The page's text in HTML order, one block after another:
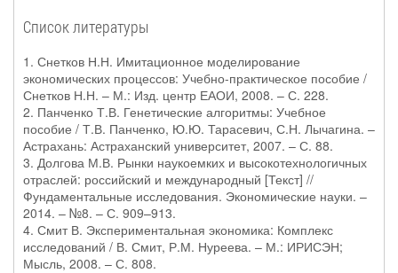
Список литературы
1. Снетков Н.Н. Имитационное моделирование
экономических процессов: Учебно-практическое пособие /
Снетков Н.Н. – М.: Изд. центр ЕАОИ, 2008. – С. 228.
2. Панченко Т.В. Генетические алгоритмы: Учебное
пособие / Т.В. Панченко, Ю.Ю. Тарасевич, С.Н. Лычагина. –
Астрахань: Астраханский университет, 2007. – С. 88.
3. Долгова М.В. Рынки наукоемких и высокотехнологичных
отраслей: российский и международный [Текст] //
Фундаментальные исследования. Экономические науки. –
2014. – №8. – С. 909–913.
4. Смит В. Экспериментальная экономика: Комплекс
исследований / В. Смит, Р.М. Нуреева. – М.: ИРИСЭН;
Мысль, 2008. – С. 808.